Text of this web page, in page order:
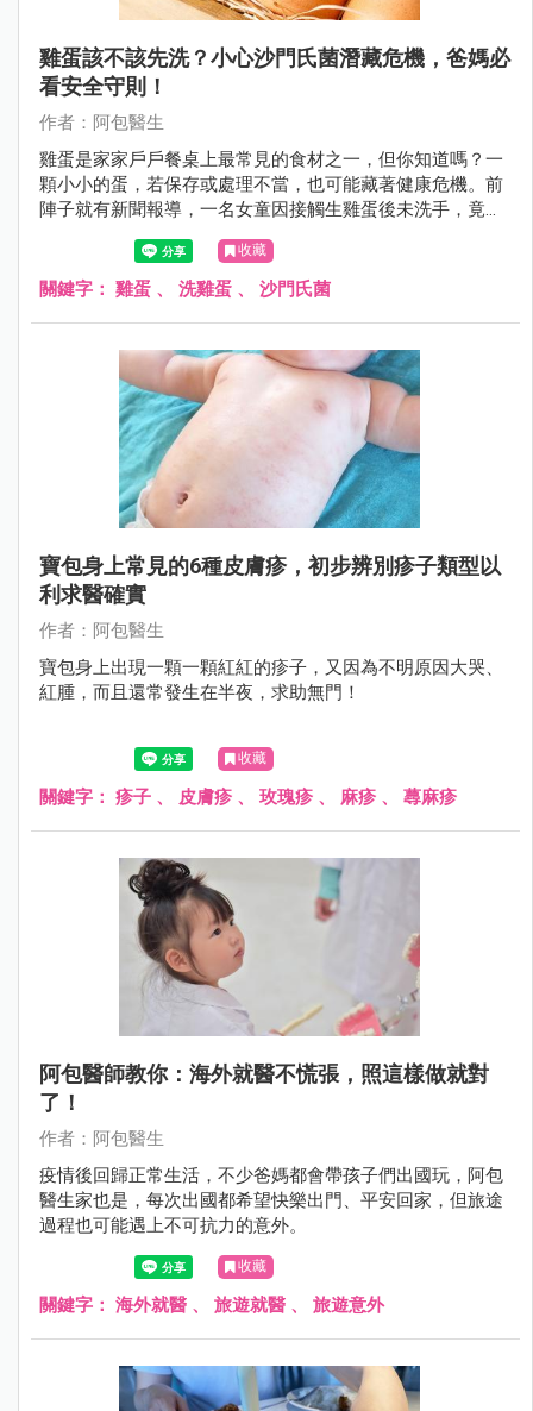
雞蛋該不該先洗？小心沙門氏菌潛藏危機，爸媽必
看安全守則！
作者：阿包醫生
雞蛋是家家戶戶餐桌上最常見的食材之一，但你知道嗎？一
顆小小的蛋，若保存或處理不當，也可能藏著健康危機。前
陣子就有新聞報導，一名女童因接觸生雞蛋後未洗手，竟感
染沙門氏菌高燒不退，讓許多爸媽聞之色變。到底雞蛋該怎
麼挑、怎麼洗、怎麼煮，才能吃得安心？今天就帶大家一起
把「雞蛋安全守則」好好學起來！
收藏
關鍵字： 雞蛋 、 洗雞蛋 、 沙門氏菌
寶包身上常見的6種皮膚疹，初步辨別疹子類型以
利求醫確實
作者：阿包醫生
寶包身上出現一顆一顆紅紅的疹子，又因為不明原因大哭、
紅腫，而且還常發生在半夜，求助無門！
收藏
關鍵字： 疹子 、 皮膚疹 、 玫瑰疹 、 麻疹 、 蕁麻疹
阿包醫師教你：海外就醫不慌張，照這樣做就對
了！
作者：阿包醫生
疫情後回歸正常生活，不少爸媽都會帶孩子們出國玩，阿包
醫生家也是，每次出國都希望快樂出門、平安回家，但旅途
過程也可能遇上不可抗力的意外。
收藏
關鍵字： 海外就醫 、 旅遊就醫 、 旅遊意外